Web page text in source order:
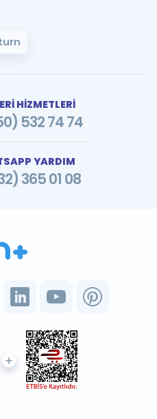
HİZMETLERİ
532 74 74
YARDIM
365 01 08